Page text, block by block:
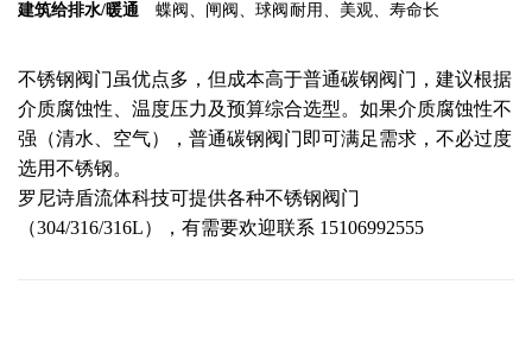
建筑给排水/暖通 蝶阀、闸阀、球阀 耐用、美观、寿命长
不锈钢阀门虽优点多，但成本高于普通碳钢阀门，建议根据
介质腐蚀性、温度压力及预算综合选型。如果介质腐蚀性不
强（清水、空气），普通碳钢阀门即可满足需求，不必过度
选用不锈钢。
罗尼诗盾流体科技可提供各种不锈钢阀门
（304/316/316L），有需要欢迎联系 15106992555